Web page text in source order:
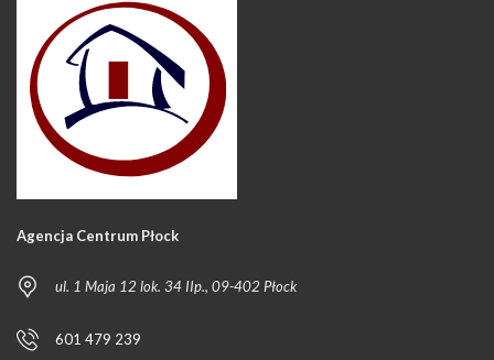
Agencja Centrum Płock
ul. 1 Maja 12 lok. 34 IIp., 09-402 Płock
601 479 239